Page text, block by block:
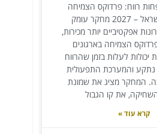
רווח: פרדוקס הצמיחה
בארגונים בישראל – 2027 מחקר עומק
אפקטיביים יותר מכירות,
הצמיחה בארגונים
יכולות לעלות בזמן שהרווח
נתקע והמערכת התפעולית
המחקר מציג את שמונת
השחיקה, את קו הגבול
קרא עוד »